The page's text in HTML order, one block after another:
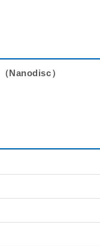
（Nanodisc）